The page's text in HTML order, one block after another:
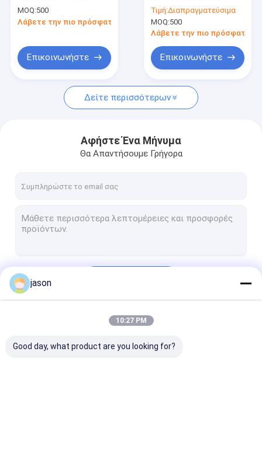
Ειδήσεις
Περιπτώσεις
Ζητήστε ένα απόσπασμα
Εξωτερικά ενδύματα
Μπότες πεζοπορίας
Προστατευτικά παπούτσια εργασίας
Webbing αγώνα
αργιλίου ένα
τέταρτο γαλλονιού
MOQ:500
Λάβετε την πιο πρόσφατη τιμή
Επικοινωνήστε
πακέτων
στρατιωτική
Τιμή:Διαπραγματεύσιμα
MOQ:500
Λάβετε την πιο πρόσφατη
Επικοινωνήστε
Δείτε περισσότερων
Αφήστε Ένα Μήνυμα
Θα Απαντήσουμε Γρήγορα
jason
10:27 PM
Good day, what product are you looking for?